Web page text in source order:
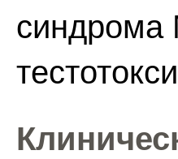
синдрома